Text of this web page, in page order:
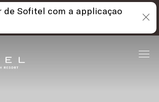
de Sofitel com a applicaçao